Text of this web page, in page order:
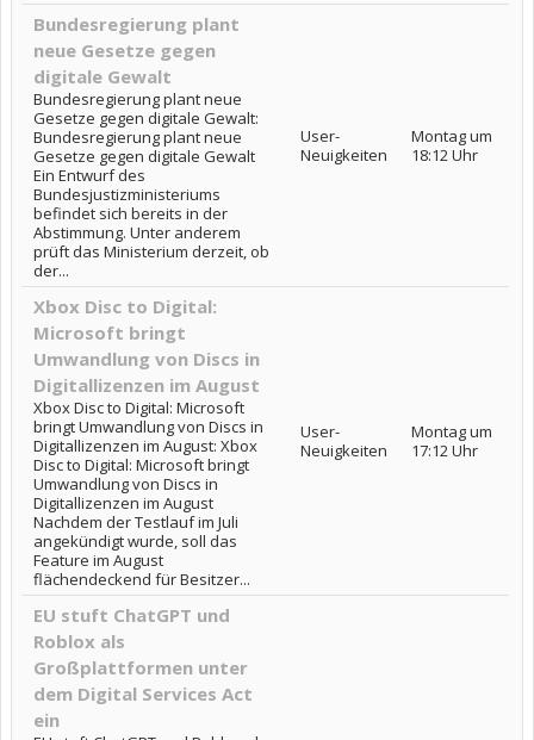
Bundesregierung plant
neue Gesetze gegen
digitale Gewalt
Bundesregierung plant neue
Gesetze gegen digitale Gewalt:
Bundesregierung plant neue
Gesetze gegen digitale Gewalt
Ein Entwurf des
Bundesjustizministeriums
befindet sich bereits in der
Abstimmung. Unter anderem
prüft das Ministerium derzeit, ob
der...
User-
Neuigkeiten
Montag um
18:12 Uhr
Xbox Disc to Digital:
Microsoft bringt
Umwandlung von Discs in
Digitallizenzen im August
Xbox Disc to Digital: Microsoft
bringt Umwandlung von Discs in
Digitallizenzen im August: Xbox
Disc to Digital: Microsoft bringt
Umwandlung von Discs in
Digitallizenzen im August
Nachdem der Testlauf im Juli
angekündigt wurde, soll das
Feature im August
flächendeckend für Besitzer...
User-
Neuigkeiten
Montag um
17:12 Uhr
EU stuft ChatGPT und
Roblox als
Großplattformen unter
dem Digital Services Act
ein